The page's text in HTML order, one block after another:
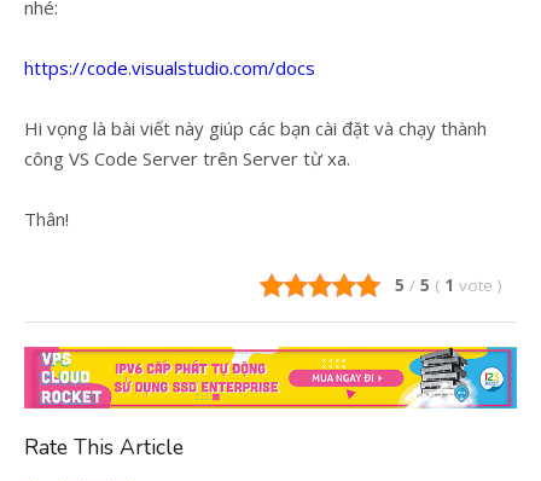
nhé:
https://code.visualstudio.com/docs
Hi vọng là bài viết này giúp các bạn cài đặt và chạy thành
công VS Code Server trên Server từ xa.
Thân!
5 / 5 ( 1 vote )
Rate This Article